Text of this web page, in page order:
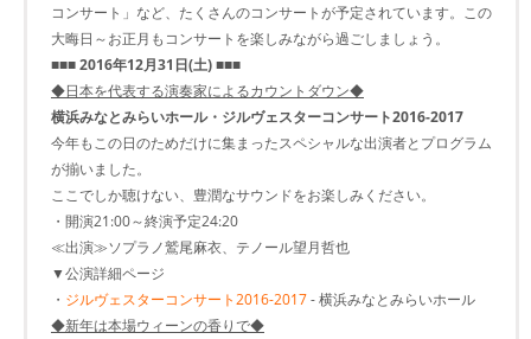
コンサート」など、たくさんのコンサートが予定されています。この
大晦日～お正月もコンサートを楽しみながら過ごしましょう。
■■■ 2016年12月31日(土) ■■■
◆日本を代表する演奏家によるカウントダウン◆
横浜みなとみらいホール・ジルヴェスターコンサート2016-2017
今年もこの日のためだけに集まったスペシャルな出演者とプログラム
が揃いました。
ここでしか聴けない、豊潤なサウンドをお楽しみください。
・開演21:00～終演予定24:20
≪出演≫ソプラノ鷲尾麻衣、テノール望月哲也
▼公演詳細ページ
・ ジルヴェスターコンサート2016-2017- 横浜みなとみらいホール
◆新年は本場ウィーンの香りで◆